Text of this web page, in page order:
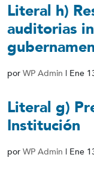
Literal h)
auditorias
por WP Admin | Ene
Literal g)
Institución
por WP Admin | Ene